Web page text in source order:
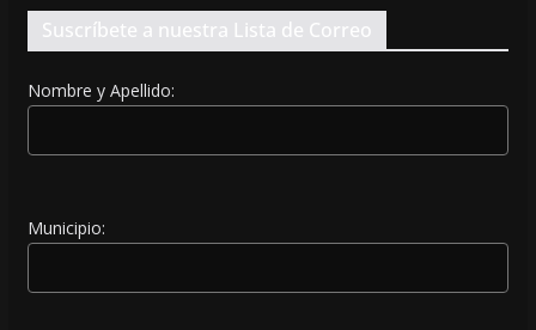
Suscríbete a nuestra Lista de Correo
Nombre y Apellido:
Municipio: